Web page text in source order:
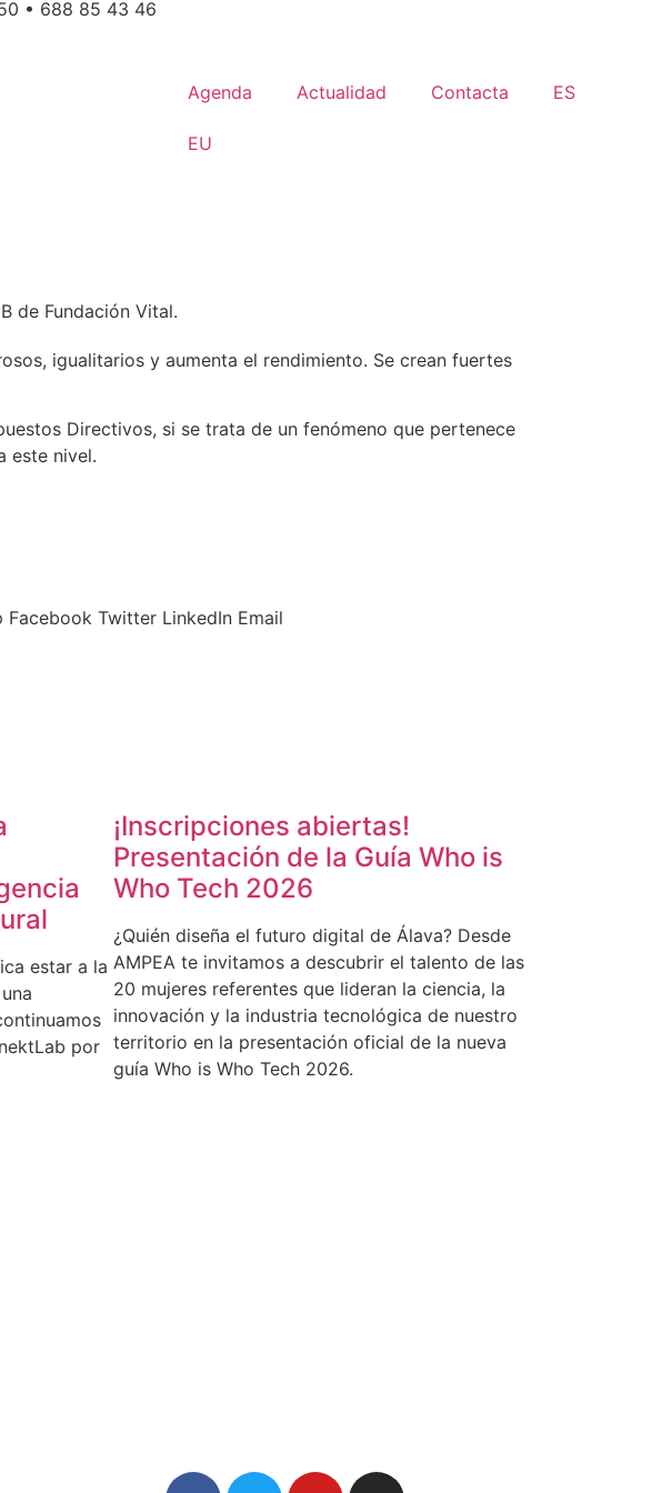
• 688 85 43 46
Agenda Actualidad Contacta ES
EU
de Fundación Vital.
igualitarios y aumenta el rendimiento. Se crean fuertes
Directivos, si se trata de un fenómeno que pertenece
este nivel.
Facebook Twitter LinkedIn Email
estar a la
por
¡Inscripciones abiertas!
Presentación de la Guía Who is
Who Tech 2026
¿Quién diseña el futuro digital de Álava? Desde
AMPEA te invitamos a descubrir el talento de las
20 mujeres referentes que lideran la ciencia, la
innovación y la industria tecnológica de nuestro
territorio en la presentación oficial de la nueva
guía Who is Who Tech 2026.